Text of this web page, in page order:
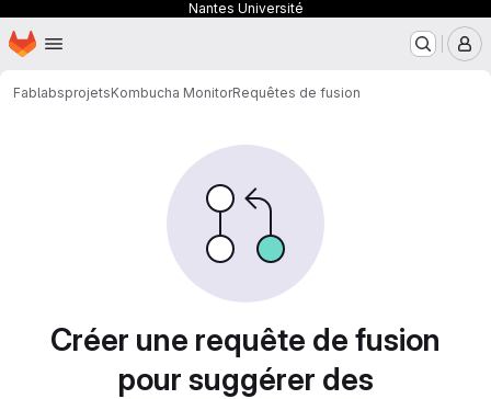
Nantes Université
Passer au contenu principal
Page d'accueil
FablabsprojetsKombucha MonitorRequêtes de fusion
Créer une requête de fusion
pour suggérer des